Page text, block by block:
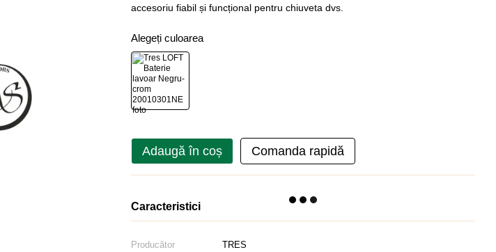
accesoriu fiabil și funcțional pentru chiuveta dvs.
Alegeți culoarea
Adaugă în coș Comanda rapidă
Caracteristici
Producător
TRES